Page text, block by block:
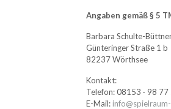
Angaben gemäß § 5
Barbara Schulte-
Günteringer Straße 1 b
82237 Wörthsee
Kontakt:
Telefon: 08153 · 98 77
E-Mail: